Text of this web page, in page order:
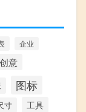
企业
创意
图标
寸 工具